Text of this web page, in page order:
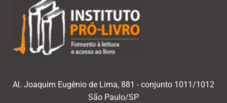
Al. Joaquim Eugênio de Lima, 881 - conjunto 1011/1012
São Paulo/SP